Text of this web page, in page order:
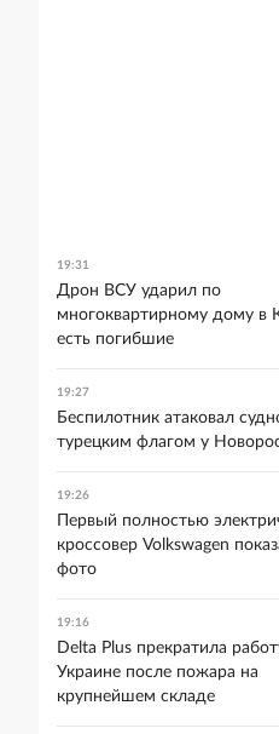
19:31
Дрон ВСУ ударил по
многоквартирному дому в
есть погибшие
19:27
Беспилотник атаковал
турецким флагом у
19:26
Первый полностью
кроссовер Volkswagen
фото
19:16
Delta Plus прекратила
Украине после пожара на
крупнейшем складе